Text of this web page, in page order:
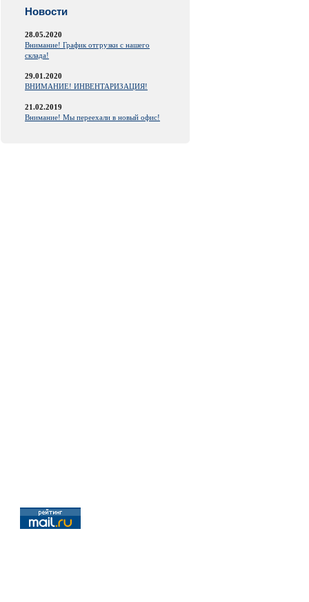
Новости
28.05.2020
Внимание! График отгрузки с нашего
склада!
29.01.2020
ВНИМАНИЕ! ИНВЕНТАРИЗАЦИЯ!
21.02.2019
Внимание! Мы переехали в новый офис!